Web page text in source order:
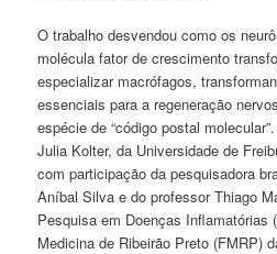
O trabalho desvendou como os
molécula fator de crescimento
especializar macrófagos,
essenciais para a regeneração
espécie de “código postal
Julia Kolter, da Universidade de
com participação da pesquisadora
Aníbal Silva e do professor Thiago
Pesquisa em Doenças Inflamatórias
Medicina de Ribeirão Preto (FMRP)